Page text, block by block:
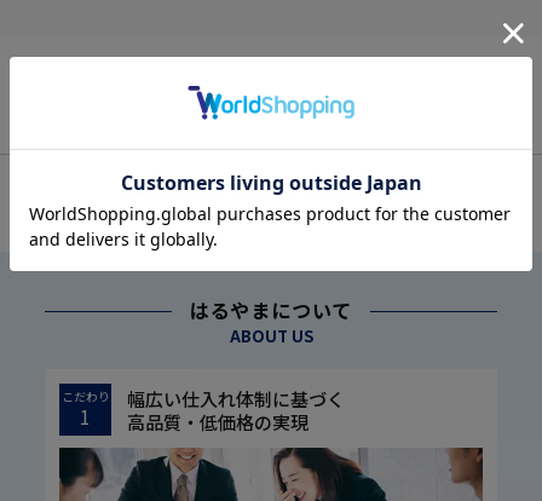
OFFICIAL SNS
はるやまについて
ABOUT US
こだわり
1
幅広い仕入れ体制に基づく
高品質・低価格の実現